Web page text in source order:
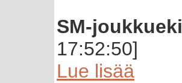
SM-
17:52:50]
Lue lisää